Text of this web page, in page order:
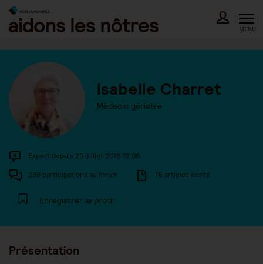
Skip
content
MENU
Isabelle Charret
Médecin gériatre
Expert depuis 25 juillet 2016 12:06
288 participations au forum 76 articles écrits
Enregistrer le profil
Présentation